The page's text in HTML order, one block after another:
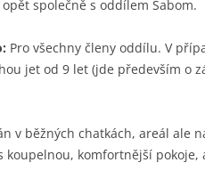
společně s oddílem Sabom.
Pro všechny členy oddílu. V
jet od 9 let (jde především o
v běžných chatkách, areál ale
koupelnou, komfortnější pokoje,